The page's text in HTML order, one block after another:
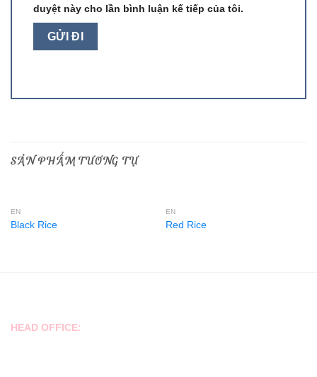
duyệt này cho lần bình luận kế tiếp của tôi.
SẢN PHẨM TƯƠNG TỰ
EN
Black Rice
EN
Red Rice
HEAD OFFICE: